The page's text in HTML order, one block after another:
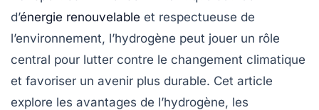
d’énergie renouvelable et respectueuse de
l’environnement, l’hydrogène peut jouer un rôle
central pour lutter contre le changement climatique
et favoriser un avenir plus durable. Cet article
explore les avantages de l’hydrogène, les